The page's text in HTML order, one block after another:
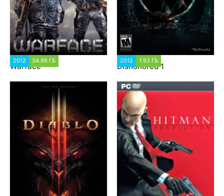
2012 34.96 ГБ
Warface
2012 7.93 ГБ
Dishonored 1